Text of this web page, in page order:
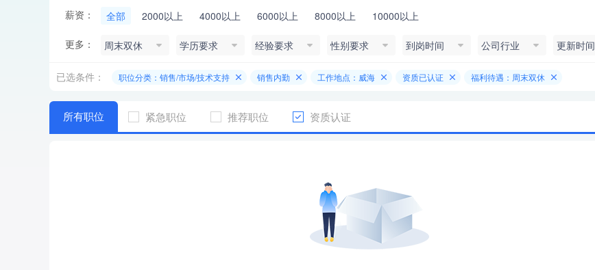
薪资： 全部 2000以上 4000以上 6000以上 8000以上 10000以上
更多： 周末双休 学历要求 经验要求 性别要求 到岗时间 公司行业 更新时间
已选条件： 职位分类：销售/市场/技术支持 销售内勤 工作地点：威海 资质已认证 福利待遇：周末双休
所有职位 紧急职位 推荐职位 资质认证